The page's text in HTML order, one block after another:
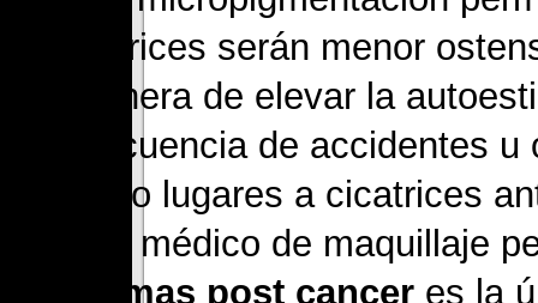
cicatrices serán menor
manera de elevar la
consecuencia de accidentes
que dio lugares a cicatrices
trámite médico de maquillaje
mamas post cancer es la